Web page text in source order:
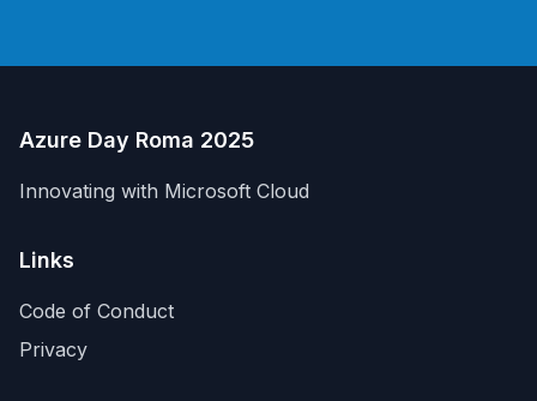
Azure Day Roma 2025
Innovating with Microsoft Cloud
Links
Code of Conduct
Privacy